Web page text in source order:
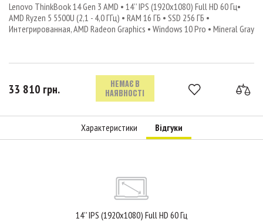
Lenovo ThinkBook 14 Gen 3 AMD • 14’’ IPS (1920x1080) Full HD 60 Гц•
AMD Ryzen 5 5500U (2,1 - 4,0 ГГц) • RAM 16 ГБ • SSD 256 ГБ •
Интегрированная, AMD Radeon Graphics • Windows 10 Pro • Mineral Gray
33 810 грн.
НЕМАЄ В
НАЯВНОСТІ
Характеристики Відгуки
14’’ IPS (1920x1080) Full HD 60 Гц